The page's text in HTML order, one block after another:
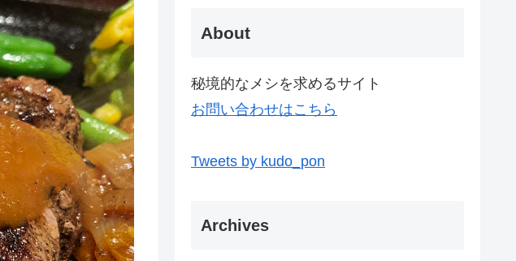
About
秘境的なメシを求めるサイト
お問い合わせはこちら
Tweets by kudo_pon
Archives